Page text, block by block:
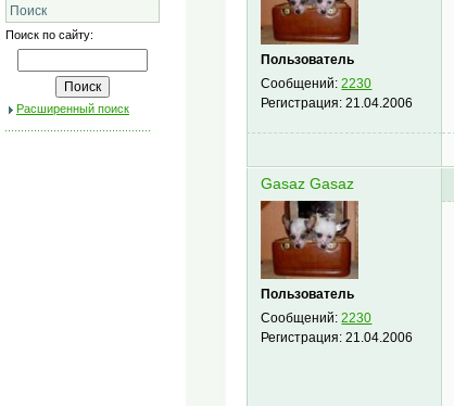
Поиск
Поиск по сайту:
Расширенный поиск
Пользователь
Сообщений:2230
Регистрация:21.04.2006
Gasaz Gasaz
Пользователь
Сообщений:2230
Регистрация:21.04.2006